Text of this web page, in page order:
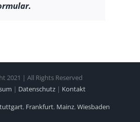
2021 | All Rights Reserved
| Datenschutz| Kontakt
, Frankfurt, Mainz,Wiesbaden